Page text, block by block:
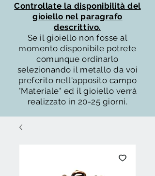
Controllate la disponibilità del
gioiello nel paragrafo
descrittivo.
Se il gioiello non fosse al
momento disponibile potrete
comunque ordinarlo
selezionando il metallo da voi
preferito nell'apposito campo
"Materiale" ed il gioiello verrà
realizzato in 20-25 giorni.